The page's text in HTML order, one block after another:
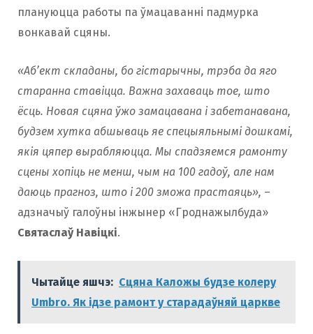
плануюцца работы па ўмацаванні падмурка
вонкавай сцяны.
«Аб’ект складаны, бо гістарычны, трэба да яго
старанна ставіцца. Важна захаваць тое, што
ёсць. Новая сцяна ўжо замацавана і забетанавана,
будзем хутка абшываць яе спецыяльнымі дошкамі,
якія цяпер вырабляюцца. Мы спадзяемся рамонту
сцены хопіць не менш, чым на 100 гадоў, але нам
даюць прагноз, што і 200 зможа прастаяць», –
адзначыў галоўны інжынер «Гроднажылбуда»
Святаслаў Навіцкі.
Чытайце яшчэ: Сцяна Каложы будзе колеру
Umbro. Як ідзе рамонт у старадаўняй царкве